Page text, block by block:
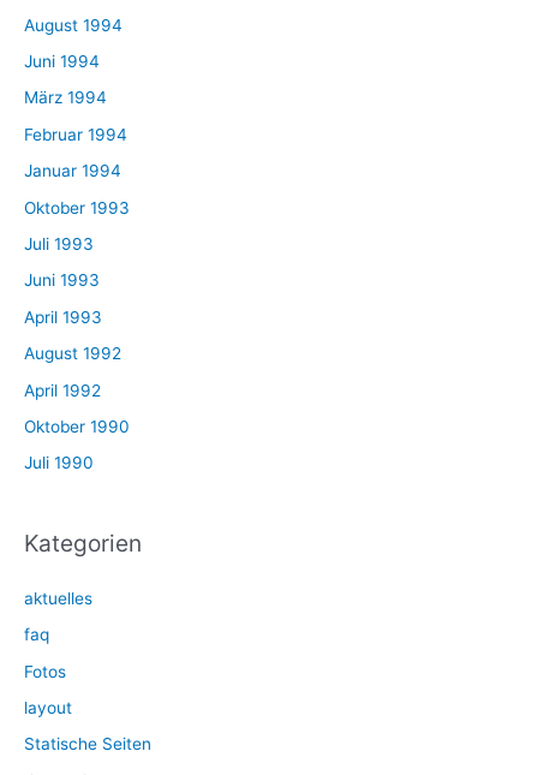
August 1994
Juni 1994
März 1994
Februar 1994
Januar 1994
Oktober 1993
Juli 1993
Juni 1993
April 1993
August 1992
April 1992
Oktober 1990
Juli 1990
Kategorien
aktuelles
faq
Fotos
layout
Statische Seiten